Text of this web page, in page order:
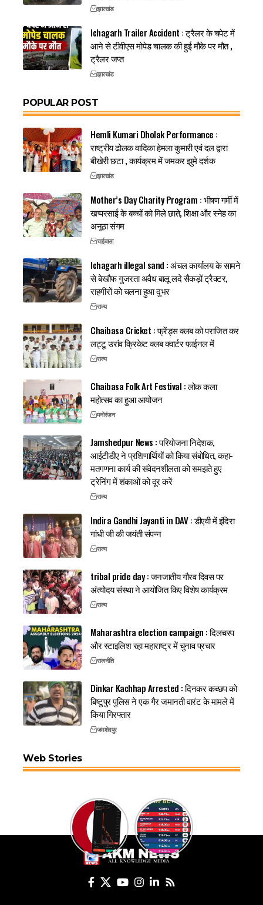
झारखंड
Ichagarh Trailer Accident : ट्रैलर के चपेट में
आने से टीवीएस मोपेड चालक की हुई मौके पर मौत ,
ट्रैलर जप्त
झारखंड
POPULAR POST
Hemli Kumari Dholak Performance :
राष्ट्रीय ढोलक वादिका हेमला कुमारी एवं दल द्वारा
बीखेरी छटा , कार्यक्रम में जमकर झुमे दर्शक
झारखंड
Mother’s Day Charity Program : भीषण गर्मी में
खप्परसाई के बच्चों को मिले छाते, शिक्षा और स्नेह का
अनूठा संगम
चाईबासा
Ichagarh illegal sand : अंचल कार्यालय के सामने
से बेखौफ गुजरता अवैध बालू लदे सैकड़ों ट्रैक्टर,
राहगीरों को चलना हुआ दुभर
राज्य
Chaibasa Cricket : फ्रेंड्स क्लब को पराजित कर
लट्टू उरांव क्रिकेट क्लब क्वार्टर फाईनल में
राज्य
Chaibasa Folk Art Festival : लोक कला
महोत्सव का हुआ आयोजन
मनोरंजन
Jamshedpur News : परियोजना निदेशक,
आईटीडीए ने प्रशिणार्थियों को किया संबोधित, कहा-
मतगणना कार्य की संवेदनशीलता को समझते हुए
ट्रेनिंग में शंकाओं को दूर करें
राज्य
Indira Gandhi Jayanti in DAV : डीएवी में इंदिरा
गांधी जी की जयंती संपन्न
राज्य
tribal pride day : जनजातीय गौरव दिवस पर
अंत्योदय संस्था ने आयोजित किए विशेष कार्यक्रम
राज्य
Maharashtra election campaign : दिलचस्प
और स्टाइलिश रहा महाराष्ट्र में चुनाव प्रचार
राजनीति
Dinkar Kachhap Arrested : दिनकर कच्छप को
बिष्टुपुर पुलिस ने एक गैर जमानती वारंट के मामले में
किया गिरफ्तार
जमशेदपुर
Web Stories